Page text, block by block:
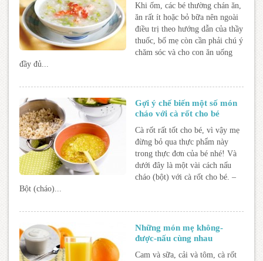
Khi ốm, các bé thường chán ăn,
ăn rất ít hoặc bỏ bữa nên ngoài
điều trị theo hướng dẫn của thầy
thuốc, bố mẹ còn cần phải chú ý
chăm sóc và cho con ăn uống
đầy đủ...
Gợi ý chế biến một số món
cháo với cà rốt cho bé
Cà rốt rất tốt cho bé, vì vậy mẹ
đừng bỏ qua thực phẩm này
trong thực đơn của bé nhé! Và
dưới đây là một vài cách nấu
cháo (bột) với cà rốt cho bé. –
Bột (cháo)...
Những món mẹ không-
được-nấu cùng nhau
Cam và sữa, cải và tôm, cà rốt